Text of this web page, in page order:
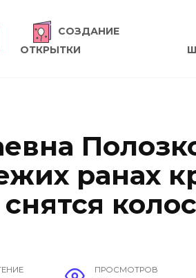
СОЗДАНИЕ
ОТКРЫТКИ
ранах
ПРОСМОТРОВ